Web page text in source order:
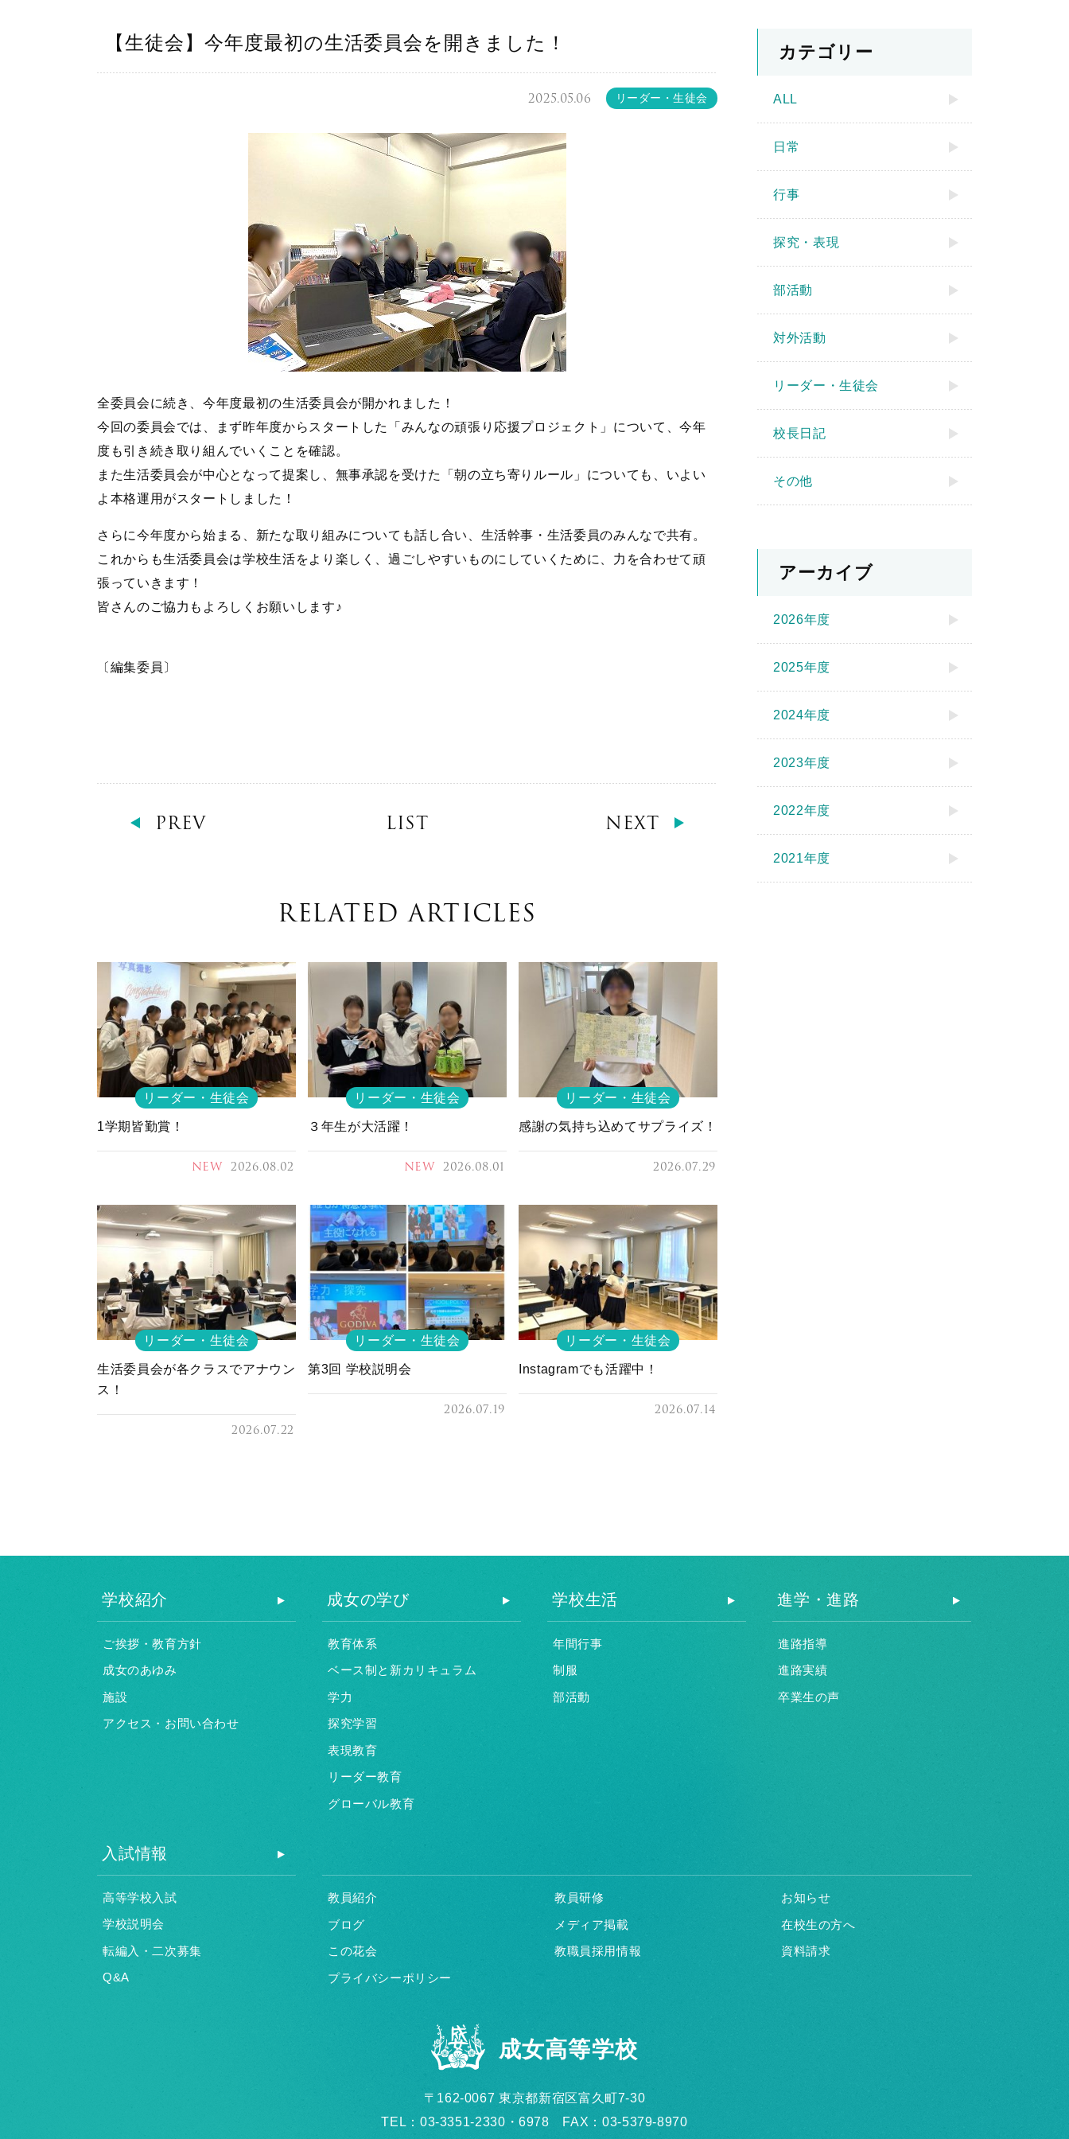
【生徒会】今年度最初の生活委員会を開きました！
2025.05.06 リーダー・生徒会
全委員会に続き、今年度最初の生活委員会が開かれました！
今回の委員会では、まず昨年度からスタートした「みんなの頑張り応援プロジェクト」について、今年
度も引き続き取り組んでいくことを確認。
また生活委員会が中心となって提案し、無事承認を受けた「朝の立ち寄りルール」についても、いよい
よ本格運用がスタートしました！
さらに今年度から始まる、新たな取り組みについても話し合い、生活幹事・生活委員のみんなで共有。
これからも生活委員会は学校生活をより楽しく、過ごしやすいものにしていくために、力を合わせて頑
張っていきます！
皆さんのご協力もよろしくお願いします♪
〔編集委員〕
PREV LIST NEXT
RELATED ARTICLES
リーダー・生徒会
1学期皆勤賞！
NEW 2026.08.02
リーダー・生徒会
３年生が大活躍！
NEW 2026.08.01
リーダー・生徒会
感謝の気持ち込めてサプライズ！
2026.07.29
リーダー・生徒会
生活委員会が各クラスでアナウン
ス！
2026.07.22
リーダー・生徒会
第3回 学校説明会
2026.07.19
リーダー・生徒会
Instagramでも活躍中！
2026.07.14
カテゴリー
ALL
日常
行事
探究・表現
部活動
対外活動
リーダー・生徒会
校長日記
その他
アーカイブ
2026年度
2025年度
2024年度
2023年度
2022年度
2021年度
学校紹介
ご挨拶・教育方針
成女のあゆみ
施設
アクセス・お問い合わせ
成女の学び
教育体系
ベース制と新カリキュラム
学力
探究学習
表現教育
リーダー教育
グローバル教育
学校生活
年間行事
制服
部活動
進学・進路
進路指導
進路実績
卒業生の声
入試情報
高等学校入試
学校説明会
転編入・二次募集
Q&A
教員紹介 教員研修
お知らせ
ブログ
メディア掲載
在校生の方へ
この花会
教職員採用情報
資料請求
プライバシーポリシー
成女高等学校
〒162-0067 東京都新宿区富久町7-30
TEL：03-3351-2330・6978 FAX：03-5379-8970